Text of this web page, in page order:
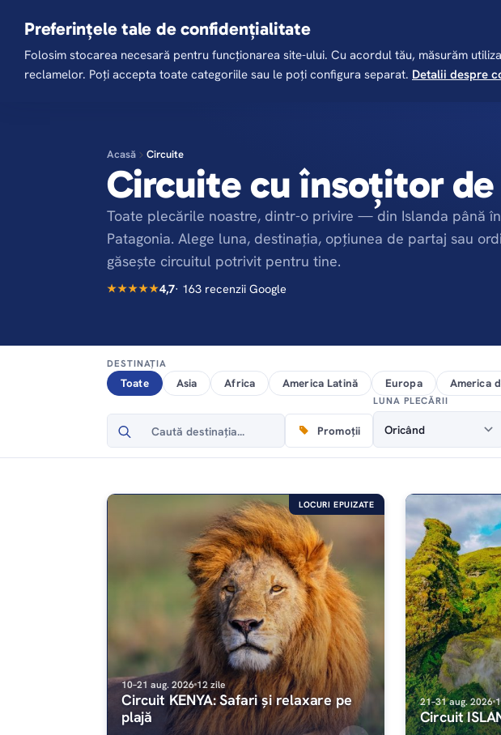
Preferințele tale de confidențialitate
Folosim stocarea necesară pentru funcționarea site-ului. Cu acordul tău, măsurăm
reclamelor. Poți accepta toate categoriile sau le poți configura separat. Detalii despre
Skip
main
0774 648 732
Acasă Promoția lunii Destinații
Acasă Circuite
Circuite cu însoțitor
Toate plecările noastre, dintr-o privire — din Islanda până în
Patagonia. Alege luna, destinația, opțiunea de partaj sau
găsește circuitul potrivit pentru tine.
★★★★★4,7· 163 recenzii Google
DESTINAȚIA
Toate Asia Africa America Latină Europa America
Search
for:
Promoții
LUNA PLECĂRII
10–21 aug. 2026 12 zile
Circuit KENYA: Safari și relaxare pe
plajă
LOCURI EPUIZATE
21–31 aug. 2026
Circuit